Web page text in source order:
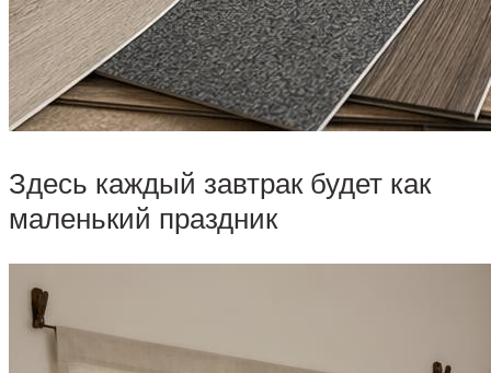
Здесь каждый завтрак будет как
маленький праздник